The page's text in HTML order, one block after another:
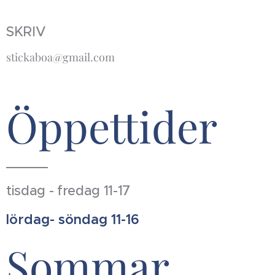
SKRIV
stickaboa@gmail.com
Öppettider
tisdag - fredag 11-17
lördag- söndag 11-16